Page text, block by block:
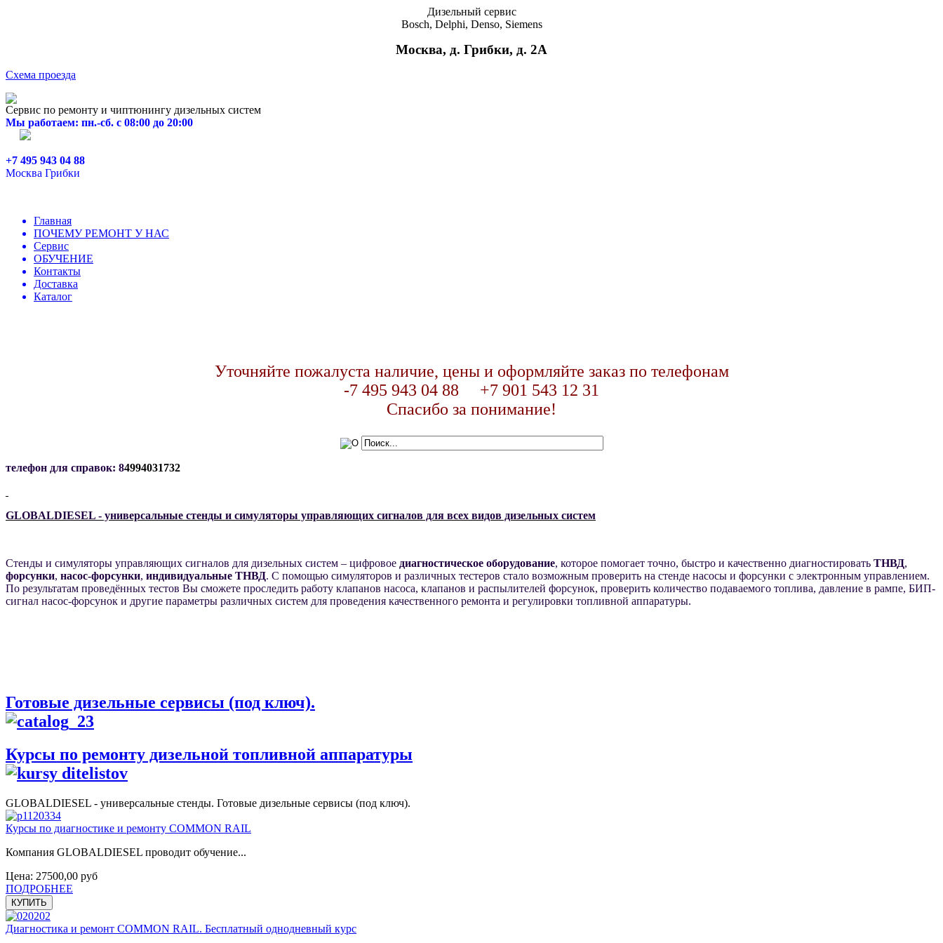
Дизельный сервис
Bosch, Delphi, Denso, Siemens
Москва, д. Грибки, д. 2A
Схема проезда
Сервис по ремонту и чиптюнингу дизельных систем
Мы работаем: пн.-сб. с 08:00 до 20:00
+7 495 943 04 88
Москва Грибки
Главная
ПОЧЕМУ РЕМОНТ У НАС
Сервис
ОБУЧЕНИЕ
Контакты
Доставка
Каталог
Уточняйте пожалуста наличие, цены и оформляйте заказ по телефонам
-7 495 943 04 88 +7 901 543 12 31
Спасибо за понимание!
телефон для справок: 84994031732
GLOBALDIESEL - универсальные стенды и симуляторы управляющих сигналов для всех видов дизельных систем
Стенды и симуляторы управляющих сигналов для дизельных систем – цифровое диагностическое оборудование, которое помогает точно, быстро и качественно диагностировать ТНВД,
форсунки, насос-форсунки, индивидуальные ТНВД. С помощью симуляторов и различных тестеров стало возможным проверить на стенде насосы и форсунки с электронным управлением.
По результатам проведённых тестов Вы сможете проследить работу клапанов насоса, клапанов и распылителей форсунок, проверить количество подаваемого топлива, давление в рампе, БИП-
сигнал насос-форсунок и другие параметры различных систем для проведения качественного ремонта и регулировки топливной аппаратуры.
Готовые дизельные сервисы (под ключ).
Курсы по ремонту дизельной топливной аппаратуры
GLOBALDIESEL - универсальные стенды. Готовые дизельные сервисы (под ключ).
Курсы по диагностике и ремонту COMMON RAIL
Компания GLOBALDIESEL проводит обучение...
Цена: 27500,00 руб
ПОДРОБНЕЕ
Диагностика и ремонт COMMON RAIL. Бесплатный однодневный курс